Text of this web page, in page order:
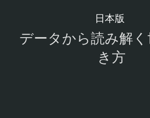
​​​日本版​​ ​​
データから読み解
き方​​